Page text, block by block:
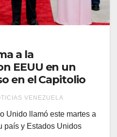
a la
EEUU en un
en el Capitolio
VENEZUELA
Unido llamó este martes a
país y Estados Unidos